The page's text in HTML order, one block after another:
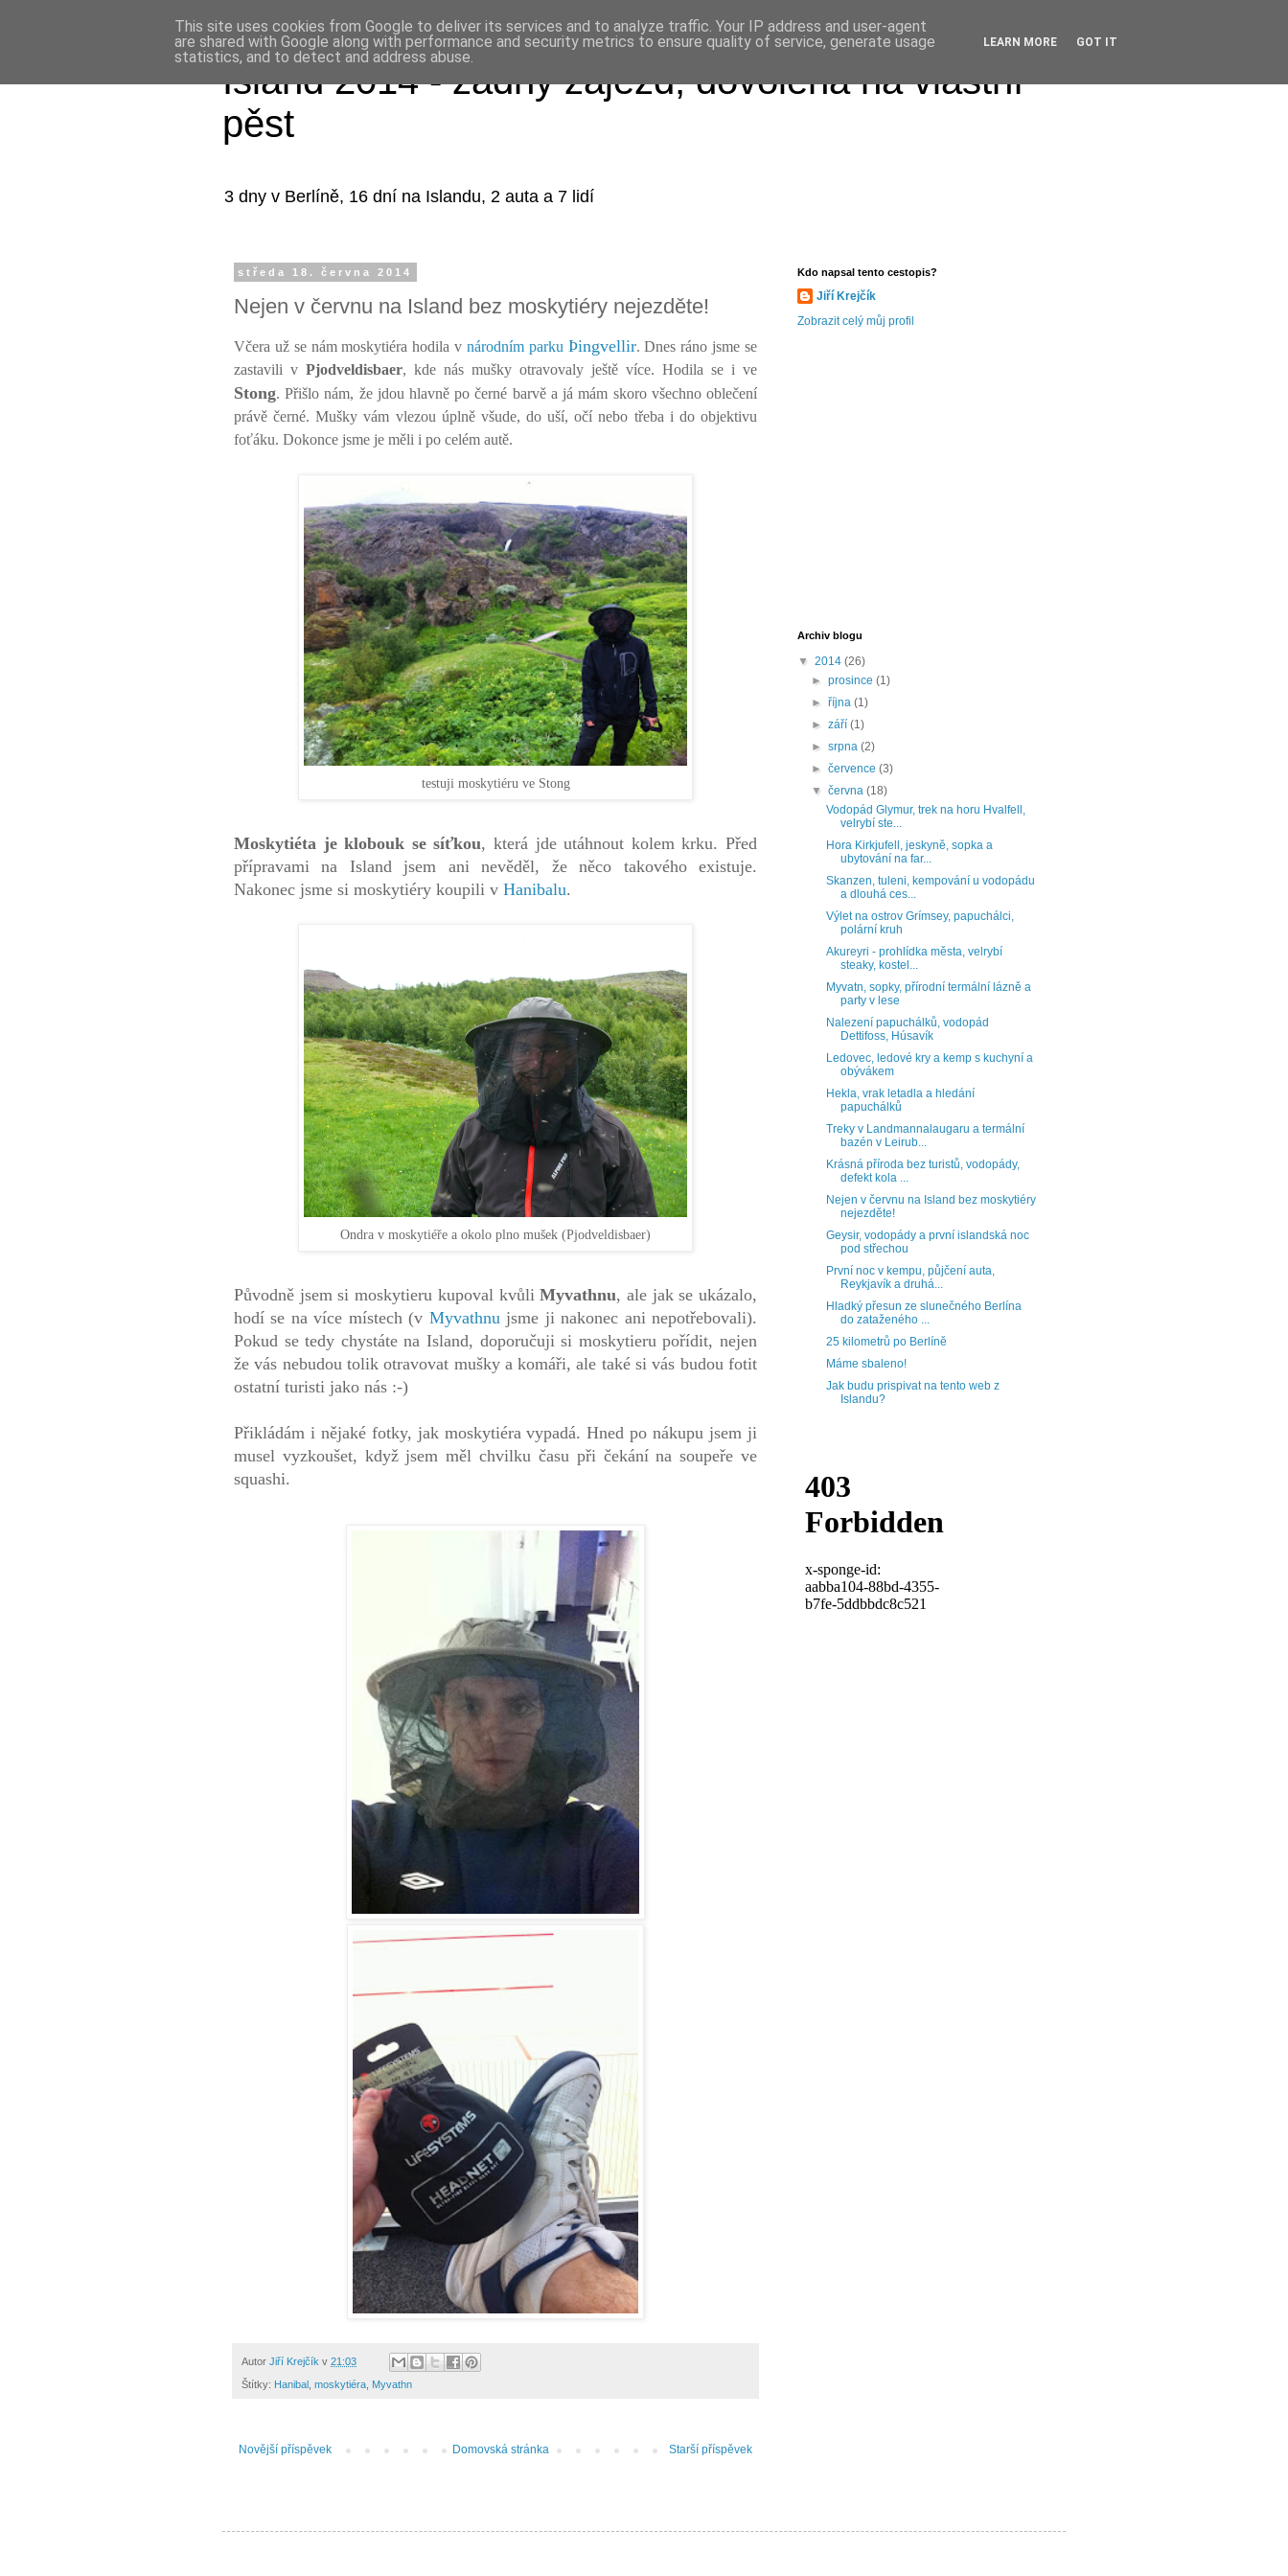
Island 2014 - žádný zájezd, dovolená na vlastní
pěst
3 dny v Berlíně, 16 dní na Islandu, 2 auta a 7 lidí
středa 18. června 2014
Nejen v červnu na Island bez moskytiéry nejezděte!
Včera už se nám moskytiéra hodila v národním parku Þingvellir. Dnes ráno jsme se
zastavili v Pjodveldisbaer, kde nás mušky otravovaly ještě více. Hodila se i ve
Stong. Přišlo nám, že jdou hlavně po černé barvě a já mám skoro všechno oblečení
právě černé. Mušky vám vlezou úplně všude, do uší, očí nebo třeba i do objektivu
foťáku. Dokonce jsme je měli i po celém autě.
testuji moskytiéru ve Stong
Moskytiéta je klobouk se síťkou, která jde utáhnout kolem krku. Před
přípravami na Island jsem ani nevěděl, že něco takového existuje.
Nakonec jsme si moskytiéry koupili v Hanibalu.
Ondra v moskytiéře a okolo plno mušek (Pjodveldisbaer)
Původně jsem si moskytieru kupoval kvůliMyvathnu, ale jak se ukázalo,
hodí se na více místech (v Myvathnu jsme ji nakonec ani nepotřebovali).
Pokud se tedy chystáte na Island, doporučuji si moskytieru pořídit, nejen
že vás nebudou tolik otravovat mušky a komáři, ale také si vás budou fotit
ostatní turisti jako nás :-)
Přikládám i nějaké fotky, jak moskytiéra vypadá. Hned po nákupu jsem ji
musel vyzkoušet, když jsem měl chvilku času při čekání na soupeře ve
squashi.
Autor Jiří Krejčík v 21:03
Štítky: Hanibal moskytiéra Myvathn
Novější příspěvek Starší příspěvek
Domovská stránka
Kdo napsal tento cestopis?
Jiří Krejčík
Zobrazit celý můj profil
Archiv blogu
▼ 2014 (26)
►prosince(1)
►října(1)
►září(1)
►srpna(2)
►července(3)
▼června(18)
Vodopád Glymur, trek na horu Hvalfell,
velrybí ste...
Hora Kirkjufell, jeskyně, sopka a
ubytování na far...
Skanzen, tuleni, kempování u vodopádu
a dlouhá ces...
Výlet na ostrov Grímsey, papuchálci,
polární kruh
Akureyri - prohlídka města, velrybí
steaky, kostel...
Myvatn, sopky, přírodní termální lázně a
party v lese
Nalezení papuchálků, vodopád
Dettifoss, Húsavík
Ledovec, ledové kry a kemp s kuchyní a
obývákem
Hekla, vrak letadla a hledání
papuchálků
Treky v Landmannalaugaru a termální
bazén v Leirub...
Krásná příroda bez turistů, vodopády,
defekt kola ...
Nejen v červnu na Island bez moskytiéry
nejezděte!
Geysir, vodopády a první islandská noc
pod střechou
První noc v kempu, půjčení auta,
Reykjavík a druhá...
Hladký přesun ze slunečného Berlína
do zataženého ...
25 kilometrů po Berlíně
Máme sbaleno!
Jak budu prispivat na tento web z
Islandu?
This site uses cookies from Google to deliver its services and to analyze traffic. Your IP address and user-agent
are shared with Google along with performance and security metrics to ensure quality of service, generate usage
statistics, and to detect and address abuse.
LEARN MORE GOT IT